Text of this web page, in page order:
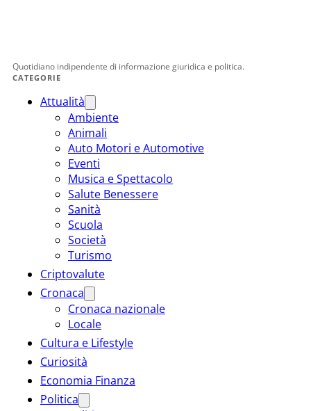
Quotidiano indipendente di informazione giuridica e politica.
CATEGORIE
Attualità
Ambiente
Animali
Auto Motori e Automotive
Eventi
Musica e Spettacolo
Salute Benessere
Sanità
Scuola
Società
Turismo
Criptovalute
Cronaca
Cronaca nazionale
Locale
Cultura e Lifestyle
Curiosità
Economia Finanza
Politica